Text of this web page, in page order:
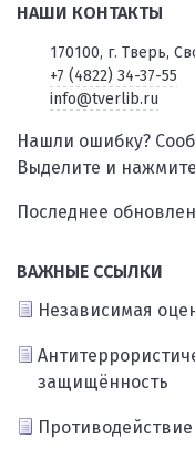
НАШИ КОНТАКТЫ
170100, г. Тверь,
+7 (4822) 34-37-55
info@tverlib.ru
Нашли ошибку?
Выделите и
Последнее
ВАЖНЫЕ ССЫЛКИ
Независимая
защищённость